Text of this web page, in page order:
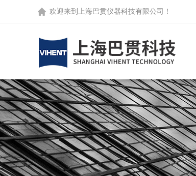
欢迎来到 上海巴贯仪器科技有限公司 ！